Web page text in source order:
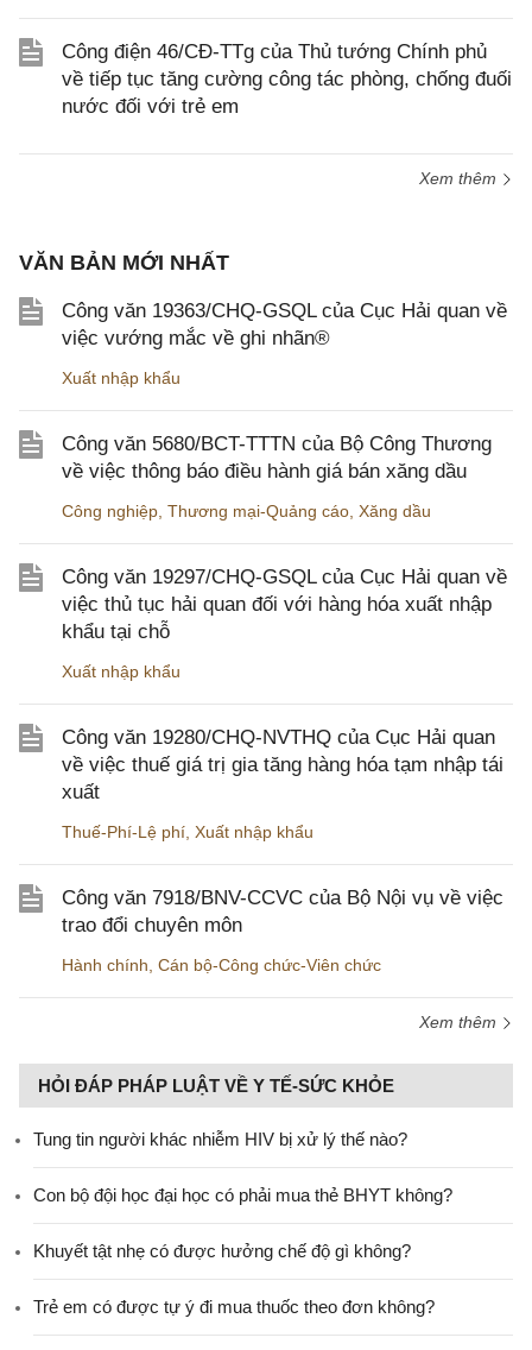
Công điện 46/CĐ-TTg của Thủ tướng Chính phủ
về tiếp tục tăng cường công tác phòng, chống đuối
nước đối với trẻ em
Xem thêm
VĂN BẢN MỚI NHẤT
Công văn 19363/CHQ-GSQL của Cục Hải quan về
việc vướng mắc về ghi nhãn®
Xuất nhập khẩu
Công văn 5680/BCT-TTTN của Bộ Công Thương
về việc thông báo điều hành giá bán xăng dầu
Công nghiệp Thương mại-Quảng cáo Xăng dầu
Công văn 19297/CHQ-GSQL của Cục Hải quan về
việc thủ tục hải quan đối với hàng hóa xuất nhập
khẩu tại chỗ
Xuất nhập khẩu
Công văn 19280/CHQ-NVTHQ của Cục Hải quan
về việc thuế giá trị gia tăng hàng hóa tạm nhập tái
xuất
Thuế-Phí-Lệ phí Xuất nhập khẩu
Công văn 7918/BNV-CCVC của Bộ Nội vụ về việc
trao đổi chuyên môn
Hành chính Cán bộ-Công chức-Viên chức
Xem thêm
HỎI ĐÁP PHÁP LUẬT VỀ Y TẾ-SỨC KHỎE
Tung tin người khác nhiễm HIV bị xử lý thế nào?
Con bộ đội học đại học có phải mua thẻ BHYT không?
Khuyết tật nhẹ có được hưởng chế độ gì không?
Trẻ em có được tự ý đi mua thuốc theo đơn không?